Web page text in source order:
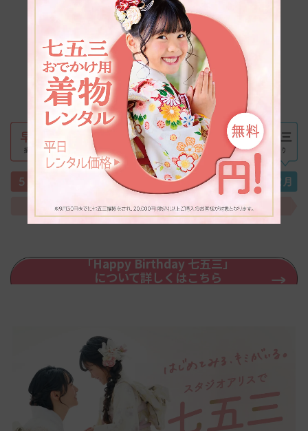
「Happy Birthday 七五三」
について詳しくはこちら